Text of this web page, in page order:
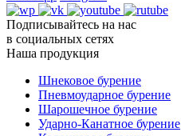
Подписывайтесь на нас
в социальных сетях
Наша продукция
Шнековое бурение
Пневмоударное бурение
Шарошечное бурение
Ударно-Канатное бурение